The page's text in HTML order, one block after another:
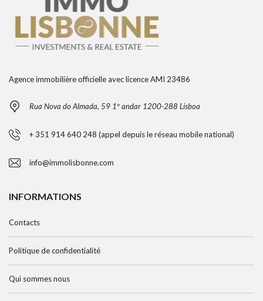
Agence immobilière officielle avec licence AMI 23486
Rua Nova do Almada, 59 1º andar 1200-288 Lisboa
+ 351 914 640 248 (appel depuis le réseau mobile national)
info@immolisbonne.com
INFORMATIONS
Contacts
Politique de confidentialité
Qui sommes nous